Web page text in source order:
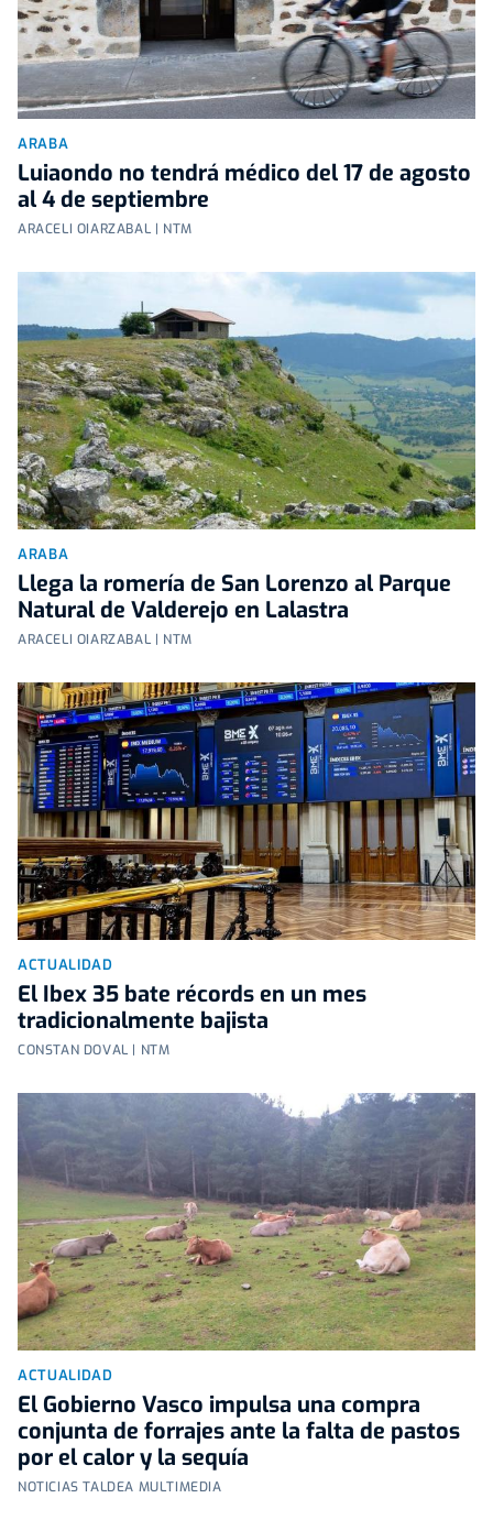
ARABA
Luiaondo no tendrá médico del 17 de agosto
al 4 de septiembre
ARACELI OIARZABAL | NTM
ARABA
Llega la romería de San Lorenzo al Parque
Natural de Valderejo en Lalastra
ARACELI OIARZABAL | NTM
ACTUALIDAD
El Ibex 35 bate récords en un mes
tradicionalmente bajista
CONSTAN DOVAL | NTM
ACTUALIDAD
El Gobierno Vasco impulsa una compra
conjunta de forrajes ante la falta de pastos
por el calor y la sequía
NOTICIAS TALDEA MULTIMEDIA